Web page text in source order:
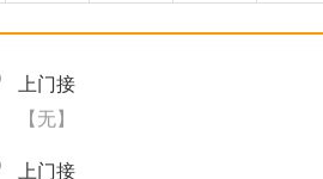
上门接
【无】
上门接